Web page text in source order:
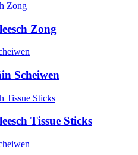
Zong
Scheiwen
Tissue Sticks